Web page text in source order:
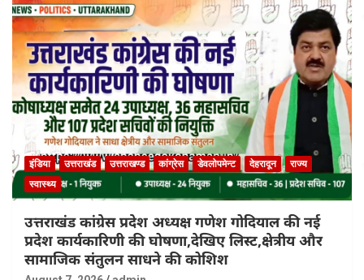
इंडिया उत्तराखंड उत्तराखण्ड कांग्रेस डेवलोपमेन्ट देहरादून
राज्य
स्वास्थ्य
उत्तराखंड कांग्रेस प्रदेश अध्यक्ष गणेश गोदियाल की नई
प्रदेश कार्यकारिणी की घोषणा,देखिए लिस्ट,क्षेत्रीय और
सामाजिक संतुलन साधने की कोशिश